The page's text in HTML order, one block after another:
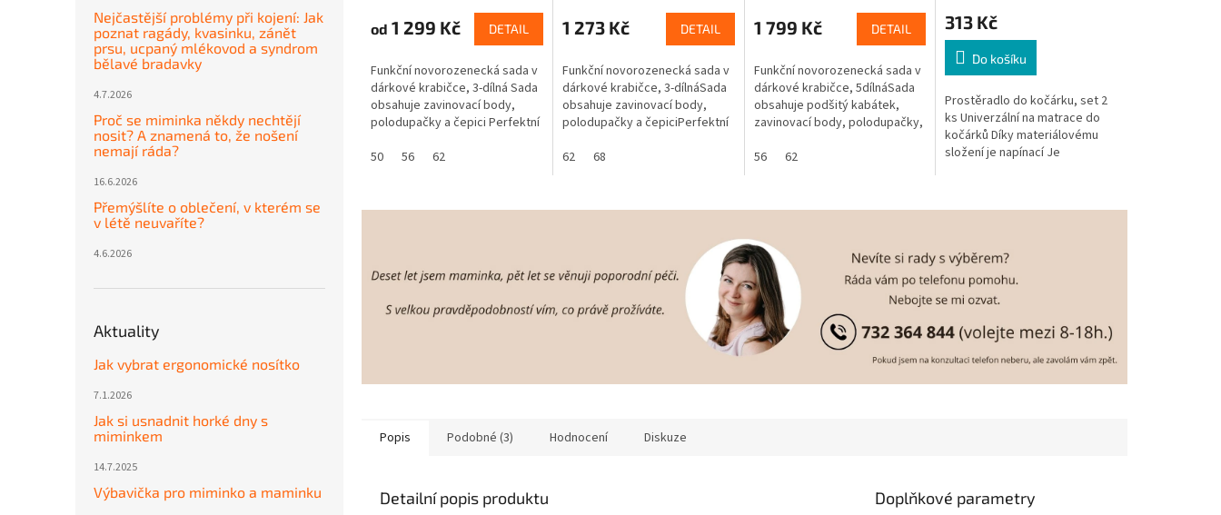
Nejčastější problémy při kojení: Jak
poznat ragády, kvasinku, zánět
prsu, ucpaný mlékovod a syndrom
bělavé bradavky
4.7.2026
Proč se miminka někdy nechtějí
nosit? A znamená to, že nošení
nemají ráda?
16.6.2026
Přemýšlíte o oblečení, v kterém se
v létě neuvaříte?
4.6.2026
Aktuality
Jak vybrat ergonomické nosítko
7.1.2026
Jak si usnadnit horké dny s
miminkem
14.7.2025
Výbavička pro miminko a maminku
od 1 299 Kč DETAIL
Funkční novorozenecká sada v
dárkové krabičce, 3-dílná Sada
obsahuje zavinovací body,
polodupačky a čepici Perfektní
Výborná nejen pro maminku
50 56 62
1 273 Kč DETAIL
Funkční novorozenecká sada v
dárkové krabičce, 3-dílnáSada
obsahuje zavinovací body,
polodupačky a čepiciPerfektní
miminkoVýborná nejen pro
62 68
1 799 Kč DETAIL
Funkční novorozenecká sada v
dárkové krabičce, 5dílnáSada
obsahuje podšitý kabátek,
zavinovací body, polodupačky,
sada pro novorozené...
56 62
313 Kč
Do košíku
Prostěradlo do kočárku, set 2
ks Univerzální na matrace do
kočárků Díky materiálovému
složení je napínací Je
Popis Podobné (3) Hodnocení Diskuze
Detailní popis produktu Doplňkové parametry